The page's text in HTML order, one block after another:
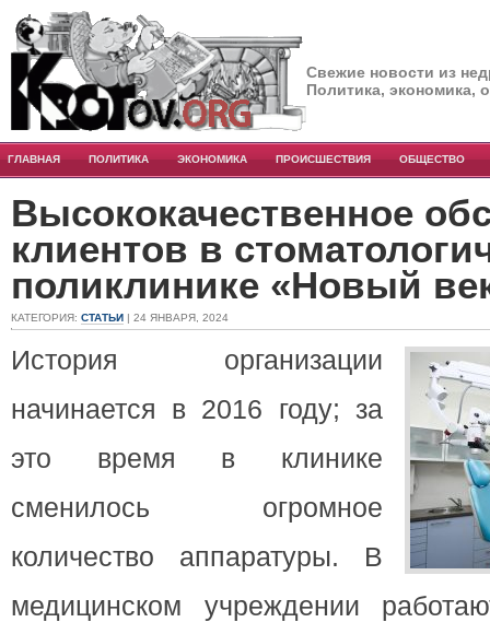
Свежие новости из
Политика, экономика,
ГЛАВНАЯ ПОЛИТИКА ЭКОНОМИКА ПРОИСШЕСТВИЯ ОБЩЕСТВО
Высококачественное
клиентов в
поликлинике «Новый
КАТЕГОРИЯ: СТАТЬИ | 24 ЯНВАРЯ, 2024
История организации
начинается в 2016 году; за
это время в клинике
сменилось огромное
количество аппаратуры. В
медицинском учреждении